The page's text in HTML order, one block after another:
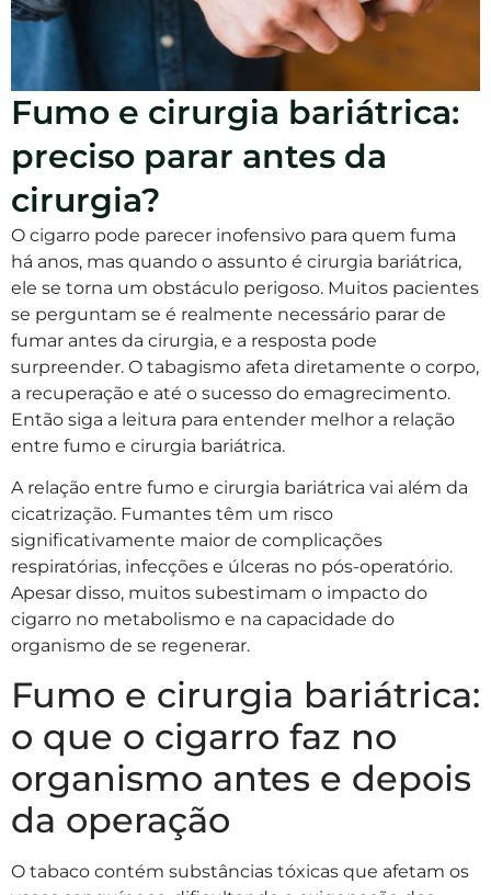
Fumo e cirurgia bariátrica:
preciso parar antes da
cirurgia?
O cigarro pode parecer inofensivo para quem fuma
há anos, mas quando o assunto é cirurgia bariátrica,
ele se torna um obstáculo perigoso. Muitos pacientes
se perguntam se é realmente necessário parar de
fumar antes da cirurgia, e a resposta pode
surpreender. O tabagismo afeta diretamente o corpo,
a recuperação e até o sucesso do emagrecimento.
Então siga a leitura para entender melhor a relação
entre fumo e cirurgia bariátrica.
A relação entre fumo e cirurgia bariátrica vai além da
cicatrização. Fumantes têm um risco
significativamente maior de complicações
respiratórias, infecções e úlceras no pós-operatório.
Apesar disso, muitos subestimam o impacto do
cigarro no metabolismo e na capacidade do
organismo de se regenerar.
Fumo e cirurgia bariátrica:
o que o cigarro faz no
organismo antes e depois
da operação
O tabaco contém substâncias tóxicas que afetam os